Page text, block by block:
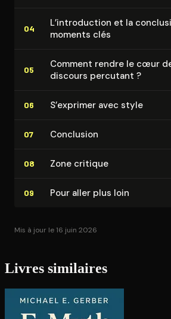
04
L’in­tro­duc­tion et la
moments clés
05
Comment rendre le cœur
discours percutant ?
06 S’exprimer avec style
07 Conclusion
08 Zone critique
09 Pour aller plus loin
Mis à jour le 16 juin 2026
Livres similaires